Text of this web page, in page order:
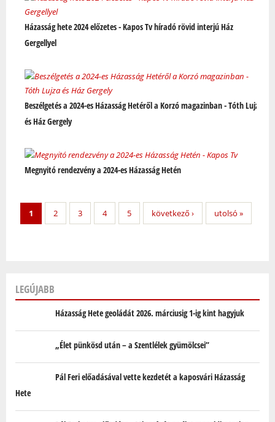
Házasság hete 2024 előzetes - Kapos Tv híradó rövid interjú Ház
Gergellyel
Beszélgetés a 2024-es Házasság Hetéről a Korzó magazinban - Tóth Lujza
és Ház Gergely
Megnyitó rendezvény a 2024-es Házasság Hetén
1 2 3 4 5 következő › utolsó »
LEGÚJABB
Házasság Hete geoládát 2026. márciusig 1-ig kint hagyjuk
„Élet pünkösd után – a Szentlélek gyümölcsei”
Pál Feri előadásával vette kezdetét a kaposvári Házasság
Hete